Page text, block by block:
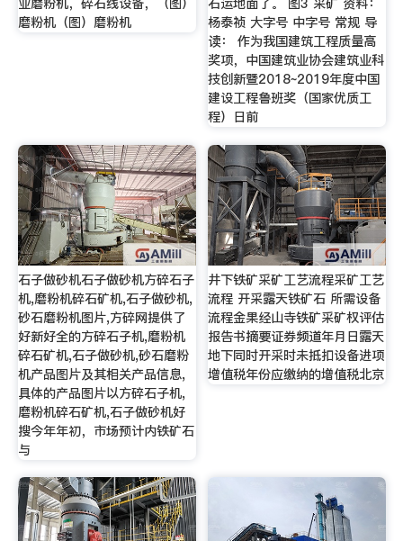
业磨粉机，碎石线设备，（图）
磨粉机（图）磨粉机
石运地面了。 图3 采矿 资料：
杨泰祯 大字号 中字号 常规 导
读： 作为我国建筑工程质量高
奖项，中国建筑业协会建筑业科
技创新暨2018~2019年度中国
建设工程鲁班奖（国家优质工
程）日前
石子做砂机石子做砂机方碎石子
机,磨粉机碎石矿机,石子做砂机,
砂石磨粉机图片,方碎网提供了
好新好全的方碎石子机,磨粉机
碎石矿机,石子做砂机,砂石磨粉
机产品图片及其相关产品信息,
具体的产品图片以方碎石子机,
磨粉机碎石矿机,石子做砂机好
搜今年年初，市场预计内铁矿石
与
井下铁矿采矿工艺流程采矿工艺
流程 开采露天铁矿石 所需设备
流程金果经山寺铁矿采矿权评估
报告书摘要证券频道年月日露天
地下同时开采时未抵扣设备进项
增值税年份应缴纳的增值税北京